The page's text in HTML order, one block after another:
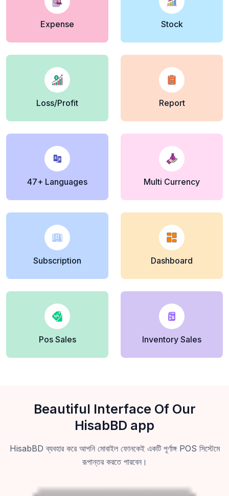
Expense Stock
Loss/Profit Report
47+ Languages Multi Currency
Subscription Dashboard
Pos Sales Inventory Sales
Beautiful Interface Of Our
HisabBD app
HisabBD ব্যবহার করে আপনি মোবাইল ফোনকেই একটি পূর্ণাঙ্গ POS সিস্টেমে
রূপান্তর করতে পারবেন।